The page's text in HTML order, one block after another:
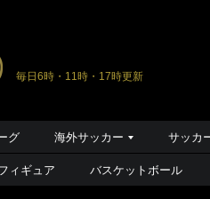
毎日6時・11時・17時更新
グ 海外サッカー サッカ
ィギュア バスケットボール